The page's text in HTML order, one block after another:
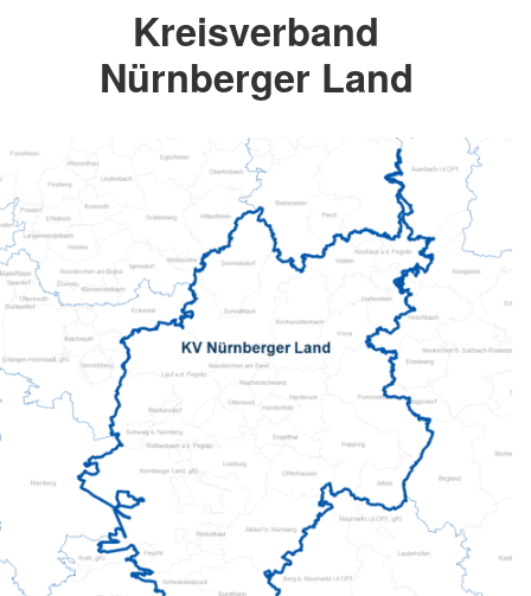
Kreisverband
Nürnberger Land